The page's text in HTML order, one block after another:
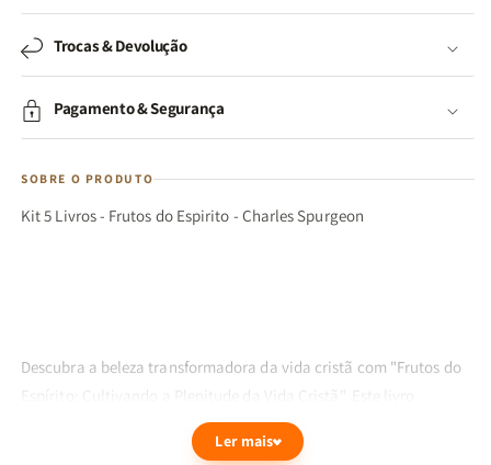
Trocas & Devolução
Pagamento & Segurança
SOBRE O PRODUTO
Kit 5 Livros - Frutos do Espirito - Charles Spurgeon
Descubra a beleza transformadora da vida cristã com "Frutos do
Espírito: Cultivando a Plenitude da Vida Cristã". Este livro
essencial oferece uma abordagem profunda e inspiradora sobre
como os frutos do Espírito podem enriquecer e transformar sua
Ler mais